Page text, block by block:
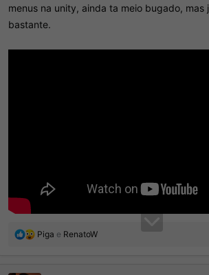
menus na unity, ainda ta meio bugado, mas
bastante.
R
Piga e RenatoW